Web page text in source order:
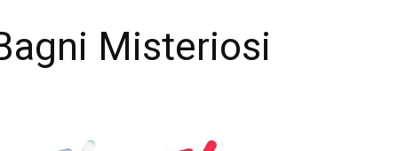
Misteriosi